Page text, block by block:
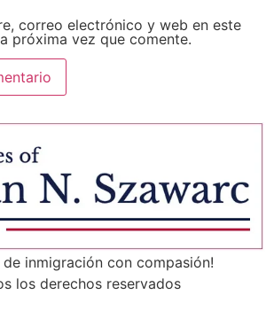
correo electrónico y web en este
próxima vez que comente.
de inmigración con compasión!
los derechos reservados